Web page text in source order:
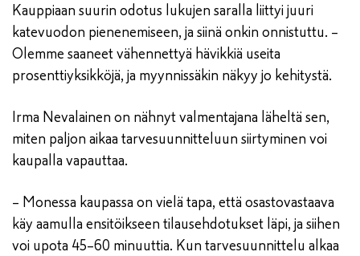
Kauppiaan suurin odotus lukujen saralla liittyi juuri
katevuodon pienenemiseen, ja siinä onkin onnistuttu. –
Olemme saaneet vähennettyä hävikkiä useita
prosenttiyksikköjä, ja myynnissäkin näkyy jo kehitystä.
Irma Nevalainen on nähnyt valmentajana läheltä sen,
miten paljon aikaa tarvesuunnitteluun siirtyminen voi
kaupalla vapauttaa.
– Monessa kaupassa on vielä tapa, että osastovastaava
käy aamulla ensitöikseen tilausehdotukset läpi, ja siihen
voi upota 45–60 minuuttia. Kun tarvesuunnittelu alkaa